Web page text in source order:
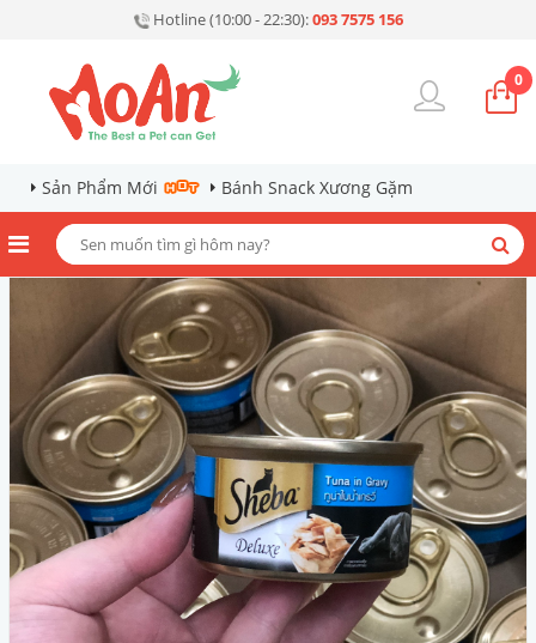
Hotline (10:00 - 22:30):093 7575 156
0
Sản Phẩm Mới Bánh Snack Xương Gặm